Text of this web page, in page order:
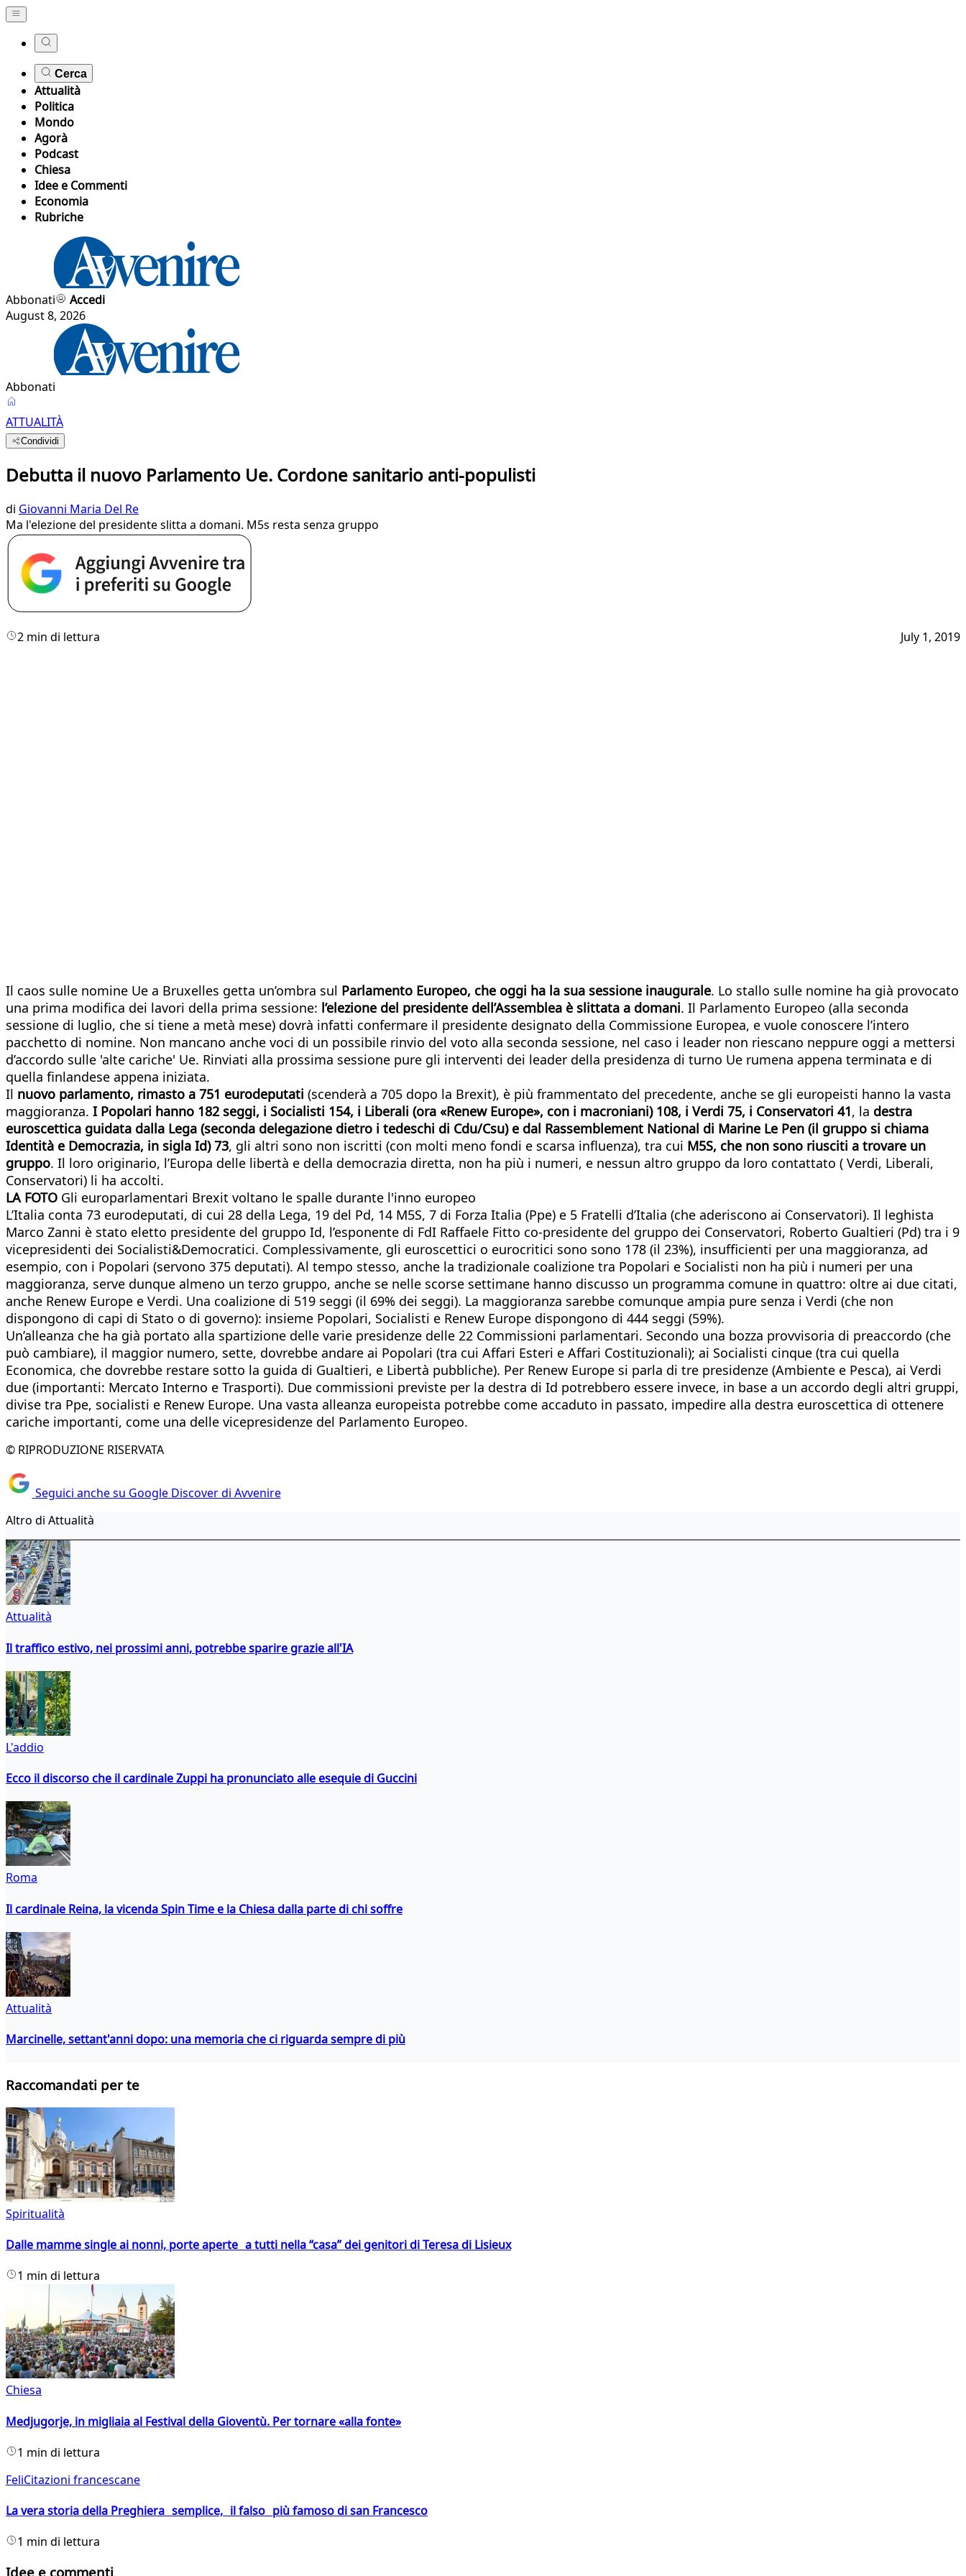
Cerca
Attualità
Politica
Mondo
Agorà
Podcast
Chiesa
Idee e Commenti
Economia
Rubriche
Abbonati
Accedi
August 8, 2026
Abbonati
ATTUALITÀ
Condividi
Debutta il nuovo Parlamento Ue. Cordone sanitario anti-populisti
di Giovanni Maria Del Re
Ma l'elezione del presidente slitta a domani. M5s resta senza gruppo
2 min di lettura July 1, 2019
Il caos sulle nomine Ue a Bruxelles getta un’ombra sul Parlamento Europeo, che oggi ha la sua sessione inaugurale. Lo stallo sulle nomine ha già provocato
una prima modifica dei lavori della prima sessione: l’elezione del presidente dell’Assemblea è slittata a domani. Il Parlamento Europeo (alla seconda
sessione di luglio, che si tiene a metà mese) dovrà infatti confermare il presidente designato della Commissione Europea, e vuole conoscere l’intero
pacchetto di nomine. Non mancano anche voci di un possibile rinvio del voto alla seconda sessione, nel caso i leader non riescano neppure oggi a mettersi
d’accordo sulle 'alte cariche' Ue. Rinviati alla prossima sessione pure gli interventi dei leader della presidenza di turno Ue rumena appena terminata e di
quella finlandese appena iniziata.
Il nuovo parlamento, rimasto a 751 eurodeputati (scenderà a 705 dopo la Brexit), è più frammentato del precedente, anche se gli europeisti hanno la vasta
maggioranza. I Popolari hanno 182 seggi, i Socialisti 154, i Liberali (ora «Renew Europe», con i macroniani) 108, i Verdi 75, i Conservatori 41, la destra
euroscettica guidata dalla Lega (seconda delegazione dietro i tedeschi di Cdu/Csu) e dal Rassemblement National di Marine Le Pen (il gruppo si chiama
Identità e Democrazia, in sigla Id) 73, gli altri sono non iscritti (con molti meno fondi e scarsa influenza), tra cui M5S, che non sono riusciti a trovare un
gruppo. Il loro originario, l’Europa delle libertà e della democrazia diretta, non ha più i numeri, e nessun altro gruppo da loro contattato ( Verdi, Liberali,
Conservatori) li ha accolti.
LA FOTO Gli europarlamentari Brexit voltano le spalle durante l'inno europeo
L’Italia conta 73 eurodeputati, di cui 28 della Lega, 19 del Pd, 14 M5S, 7 di Forza Italia (Ppe) e 5 Fratelli d’Italia (che aderiscono ai Conservatori). Il leghista
Marco Zanni è stato eletto presidente del gruppo Id, l’esponente di FdI Raffaele Fitto co-presidente del gruppo dei Conservatori, Roberto Gualtieri (Pd) tra i 9
vicepresidenti dei Socialisti&Democratici. Complessivamente, gli euroscettici o eurocritici sono sono 178 (il 23%), insufficienti per una maggioranza, ad
esempio, con i Popolari (servono 375 deputati). Al tempo stesso, anche la tradizionale coalizione tra Popolari e Socialisti non ha più i numeri per una
maggioranza, serve dunque almeno un terzo gruppo, anche se nelle scorse settimane hanno discusso un programma comune in quattro: oltre ai due citati,
anche Renew Europe e Verdi. Una coalizione di 519 seggi (il 69% dei seggi). La maggioranza sarebbe comunque ampia pure senza i Verdi (che non
dispongono di capi di Stato o di governo): insieme Popolari, Socialisti e Renew Europe dispongono di 444 seggi (59%).
Un’alleanza che ha già portato alla spartizione delle varie presidenze delle 22 Commissioni parlamentari. Secondo una bozza provvisoria di preaccordo (che
può cambiare), il maggior numero, sette, dovrebbe andare ai Popolari (tra cui Affari Esteri e Affari Costituzionali); ai Socialisti cinque (tra cui quella
Economica, che dovrebbe restare sotto la guida di Gualtieri, e Libertà pubbliche). Per Renew Europe si parla di tre presidenze (Ambiente e Pesca), ai Verdi
due (importanti: Mercato Interno e Trasporti). Due commissioni previste per la destra di Id potrebbero essere invece, in base a un accordo degli altri gruppi,
divise tra Ppe, socialisti e Renew Europe. Una vasta alleanza europeista potrebbe come accaduto in passato, impedire alla destra euroscettica di ottenere
cariche importanti, come una delle vicepresidenze del Parlamento Europeo.
© RIPRODUZIONE RISERVATA
Seguici anche su Google Discover di Avvenire
Altro di Attualità
Attualità
Il traffico estivo, nei prossimi anni, potrebbe sparire grazie all'IA
L'addio
Ecco il discorso che il cardinale Zuppi ha pronunciato alle esequie di Guccini
Roma
Il cardinale Reina, la vicenda Spin Time e la Chiesa dalla parte di chi soffre
Attualità
Marcinelle, settant'anni dopo: una memoria che ci riguarda sempre di più
Raccomandati per te
Spiritualità
Dalle mamme single ai nonni, porte aperte a tutti nella “casa” dei genitori di Teresa di Lisieux
1 min di lettura
Chiesa
Medjugorje, in migliaia al Festival della Gioventù. Per tornare «alla fonte»
1 min di lettura
FeliCitazioni francescane
La vera storia della Preghiera semplice, il falso più famoso di san Francesco
1 min di lettura
Idee e commenti